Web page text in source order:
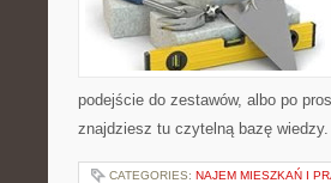
podejście do zestawów, albo po
znajdziesz tu czytelną bazę
CATEGORIES: NAJEM MIESZKAŃ I